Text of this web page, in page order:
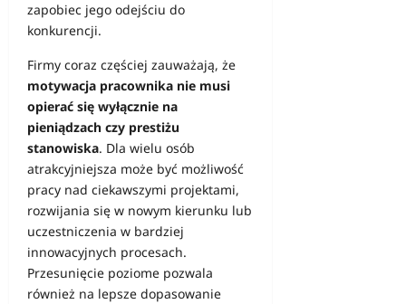
zapobiec jego odejściu do
konkurencji.
Firmy coraz częściej zauważają, że
motywacja pracownika nie musi
opierać się wyłącznie na
pieniądzach czy prestiżu
stanowiska. Dla wielu osób
atrakcyjniejsza może być możliwość
pracy nad ciekawszymi projektami,
rozwijania się w nowym kierunku lub
uczestniczenia w bardziej
innowacyjnych procesach.
Przesunięcie poziome pozwala
również na lepsze dopasowanie